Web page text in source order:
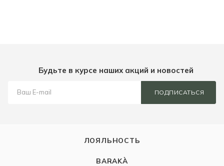
Будьте в курсе наших акций и новостей
ПОДПИСАТЬСЯ
ЛОЯЛЬНОСТЬ
BARAKÀ